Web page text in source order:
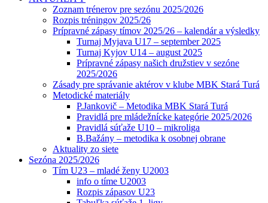
Zoznam trénerov pre sezónu 2025/2026
Rozpis tréningov 2025/26
Prípravné zápasy tímov 2025/26 – kalendár a výsledky
Turnaj Myjava U17 – september 2025
Turnaj Kyjov U14 – august 2025
Prípravné zápasy našich družstiev v sezóne
2025/2026
Zásady pre správanie aktérov v klube MBK Stará Turá
Metodické materiály
P.Jankovič – Metodika MBK Stará Turá
Pravidlá pre mládežnícke kategórie 2025/2026
Pravidlá súťaže U10 – mikroliga
B.Bažány – metodika k osobnej obrane
Aktuality zo siete
Sezóna 2025/2026
Tím U23 – mladé ženy U2003
info o tíme U2003
Rozpis zápasov U23